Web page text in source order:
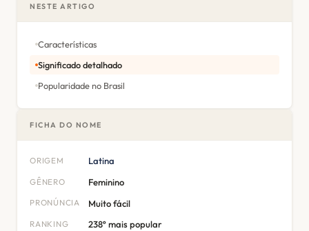
NESTE ARTIGO
Características
Significado detalhado
Popularidade no Brasil
FICHA DO NOME
ORIGEM Latina
GÊNERO Feminino
PRONÚNCIA Muito fácil
RANKING 238º mais popular